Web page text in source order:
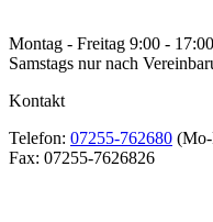
Montag - Freitag 9:00 -
Samstags nur nach
Kontakt
Telefon: 07255-762680
Fax: 07255-7626826